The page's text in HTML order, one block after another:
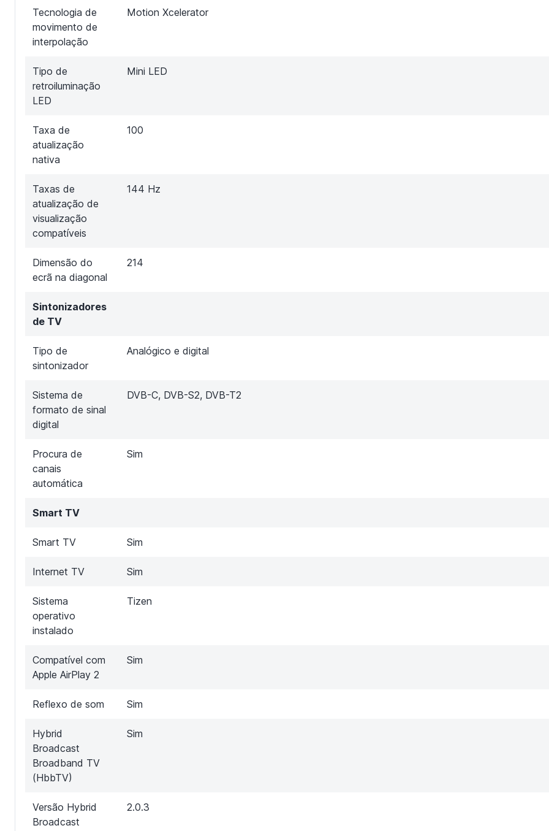
Tecnologia de
movimento de
interpolação
Motion Xcelerator
Tipo de
retroiluminação
LED
Mini LED
Taxa de
atualização
nativa
100
Taxas de
atualização de
visualização
compatíveis
144 Hz
Dimensão do
ecrã na diagonal
214
Sintonizadores
de TV
Tipo de
sintonizador
Analógico e digital
Sistema de
formato de sinal
digital
DVB-C, DVB-S2, DVB-T2
Procura de
canais
automática
Sim
Smart TV
Smart TV Sim
Internet TV Sim
Sistema
operativo
instalado
Tizen
Compatível com
Apple AirPlay 2
Sim
Reflexo de som Sim
Hybrid
Broadcast
Broadband TV
(HbbTV)
Sim
Versão Hybrid
Broadcast
2.0.3